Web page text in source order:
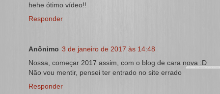
hehe ótimo vídeo!!
Responder
Anônimo 3 de janeiro de 2017 às 14:48
Nossa, começar 2017 assim, com o blog de cara nova :D
Não vou mentir, pensei ter entrado no site errado
Responder